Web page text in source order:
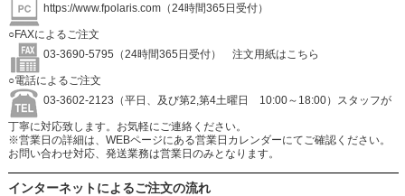
https://www.fpolaris.com（24時間365日受付）
○FAXによるご注文
03-3690-5795（24時間365日受付）
注文用紙はこちら
○電話によるご注文
03-3602-2123（平日、及び第2,第4土曜日 10:00～18:00）スタッフが
丁寧に対応致します。お気軽にご連絡ください。
※営業日の詳細は、WEBページにある営業日カレンダーにてご確認ください。
お問い合わせ対応、発送業務は営業日のみとなります。
インターネットによるご注文の流れ